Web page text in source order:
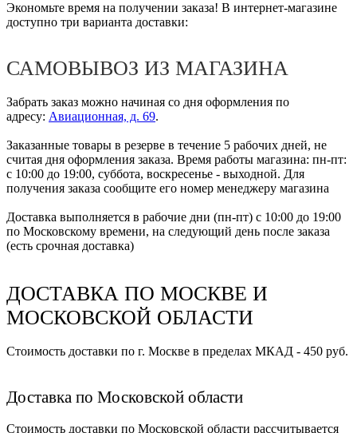
Экономьте время на получении заказа! В интернет-магазине
доступно три варианта доставки:
САМОВЫВОЗ ИЗ МАГАЗИНА
Забрать заказ можно начиная со дня оформления по
адресу: Авиационная, д. 69.
Заказанные товары в резерве в течение 5 рабочих дней, не
считая дня оформления заказа. Время работы магазина: пн-пт:
с 10:00 до 19:00, суббота, воскресенье - выходной. Для
получения заказа сообщите его номер менеджеру магазина
Доставка выполняется в рабочие дни (пн-пт) с 10:00 до 19:00
по Московскому времени, на следующий день после заказа
(есть срочная доставка)
ДОСТАВКА ПО МОСКВЕ И
МОСКОВСКОЙ ОБЛАСТИ
Стоимость доставки по г. Москве в пределах МКАД - 450 руб.
Доставка по Московской области
Стоимость доставки по Московской области рассчитывается